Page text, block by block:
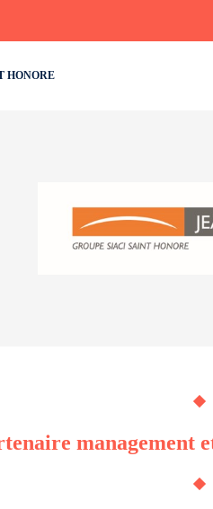
HONORE
management